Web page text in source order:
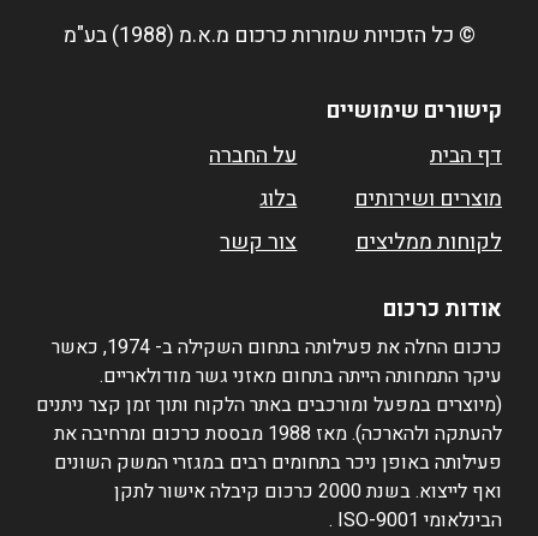
© כל הזכויות שמורותכרכום מ.א.מ (1988) בע"מ
קישורים שימושיים
דף הבית
על החברה
מוצרים ושירותים
בלוג
לקוחות ממליצים
צור קשר
אודות כרכום
כרכום החלה את פעילותה בתחום השקילה ב- 1974, כאשר
עיקר התמחותה הייתה בתחום מאזני גשר מודולאריים.
(מיוצרים במפעל ומורכבים באתר הלקוח ותוך זמן קצר ניתנים
להעתקה ולהארכה). מאז 1988 מבססת כרכום ומרחיבה את
פעילותה באופן ניכר בתחומים רבים במגזרי המשק השונים
ואף לייצוא. בשנת 2000 כרכום קיבלה אישור לתקן
הבינלאומי ISO-9001 .